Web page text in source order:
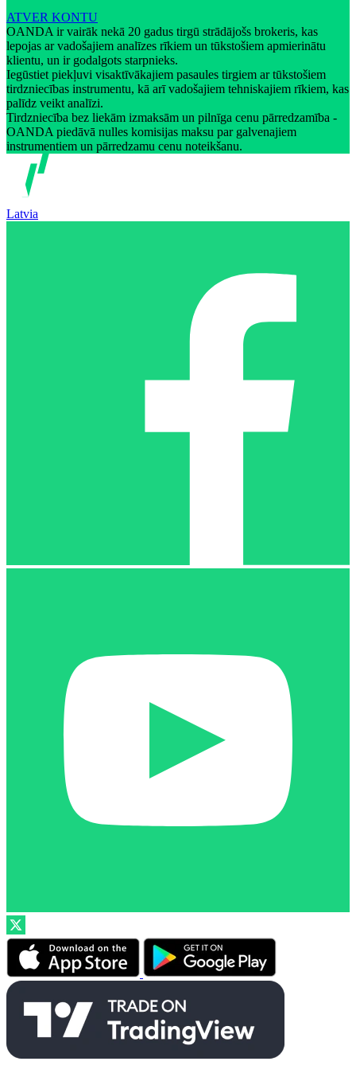
ATVER KONTU
OANDA ir vairāk nekā 20 gadus tirgū strādājošs brokeris, kas
lepojas ar vadošajiem analīzes rīkiem un tūkstošiem apmierinātu
klientu, un ir godalgots starpnieks.
Iegūstiet piekļuvi visaktīvākajiem pasaules tirgiem ar tūkstošiem
tirdzniecības instrumentu, kā arī vadošajiem tehniskajiem rīkiem, kas
palīdz veikt analīzi.
Tirdzniecība bez liekām izmaksām un pilnīga cenu pārredzamība -
OANDA piedāvā nulles komisijas maksu par galvenajiem
instrumentiem un pārredzamu cenu noteikšanu.
Latvia